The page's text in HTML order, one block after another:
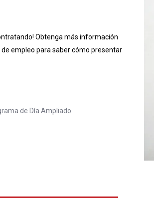
Obtenga más información
empleo para saber cómo presentar
de Día Ampliado